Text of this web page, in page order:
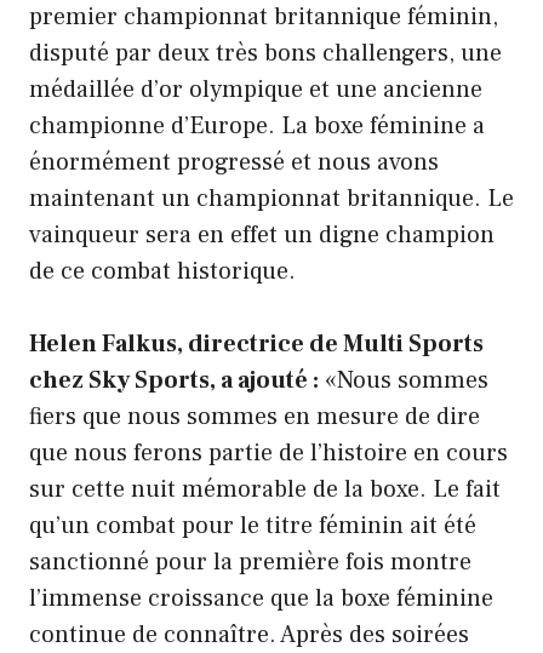
premier championnat britannique féminin,
disputé par deux très bons challengers, une
médaillée d’or olympique et une ancienne
championne d’Europe. La boxe féminine a
énormément progressé et nous avons
maintenant un championnat britannique. Le
vainqueur sera en effet un digne champion
de ce combat historique.
Helen Falkus, directrice de Multi Sports
chez Sky Sports, a ajouté : «Nous sommes
fiers que nous sommes en mesure de dire
que nous ferons partie de l’histoire en cours
sur cette nuit mémorable de la boxe. Le fait
qu’un combat pour le titre féminin ait été
sanctionné pour la première fois montre
l’immense croissance que la boxe féminine
continue de connaître. Après des soirées